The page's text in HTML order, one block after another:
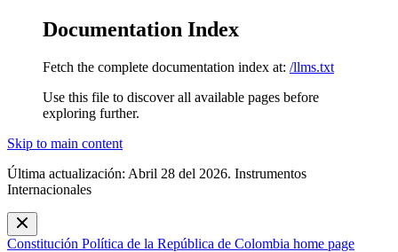
Documentation Index
Fetch the complete documentation index at: /llms.txt
Use this file to discover all available pages before
exploring further.
Skip to main content
Última actualización: Abril 28 del 2026. Instrumentos
Internacionales
Constitución Política de la República de Colombia home page